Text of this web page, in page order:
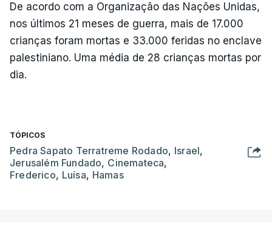
De acordo com a Organização das Nações Unidas,
nos últimos 21 meses de guerra, mais de 17.000
crianças foram mortas e 33.000 feridas no enclave
palestiniano. Uma média de 28 crianças mortas por
dia.
TÓPICOS
Pedra Sapato Terratreme Rodado, Israel,
Jerusalém Fundado, Cinemateca,
Frederico, Luísa, Hamas